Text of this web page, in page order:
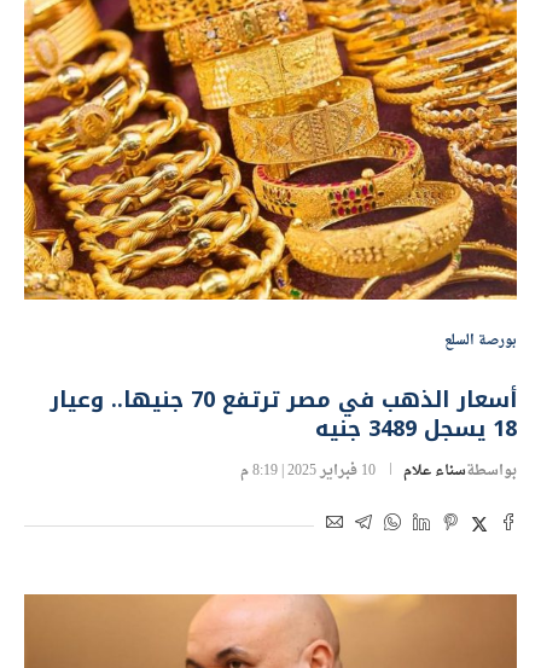
بورصة السلع
أسعار الذهب في مصر ترتفع 70 جنيها.. وعيار
18 يسجل 3489 جنيه
بواسطةسناء علام 10 فبراير 2025 | 8:19 م